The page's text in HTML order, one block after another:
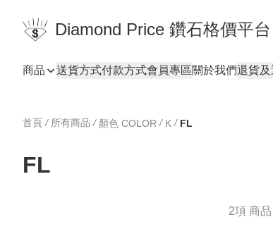
Diamond Price 鑽石格價平台
商品 送貨方式付款方式會員專區關於我們退貨
首頁 / 所有商品 / 顏色 COLOR / K / FL
FL
2項 商品